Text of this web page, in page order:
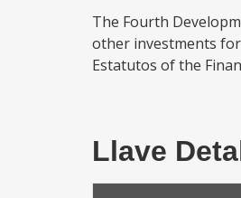
The Fourth
other investments
Estatutos of the
Llave